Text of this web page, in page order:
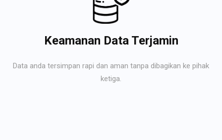
Keamanan Data Terjamin
Data anda tersimpan rapi dan aman tanpa dibagikan ke pihak
ketiga.